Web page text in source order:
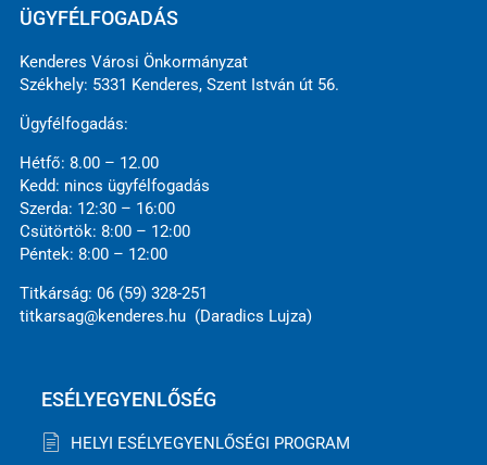
ÜGYFÉLFOGADÁS
Kenderes Városi Önkormányzat
Székhely: 5331 Kenderes, Szent István út 56.
Ügyfélfogadás:
Hétfő: 8.00 – 12.00
Kedd: nincs ügyfélfogadás
Szerda: 12:30 – 16:00
Csütörtök: 8:00 – 12:00
Péntek: 8:00 – 12:00
Titkárság: 06 (59) 328-251
titkarsag@kenderes.hu (Daradics Lujza)
ESÉLYEGYENLŐSÉG
HELYI ESÉLYEGYENLŐSÉGI PROGRAM